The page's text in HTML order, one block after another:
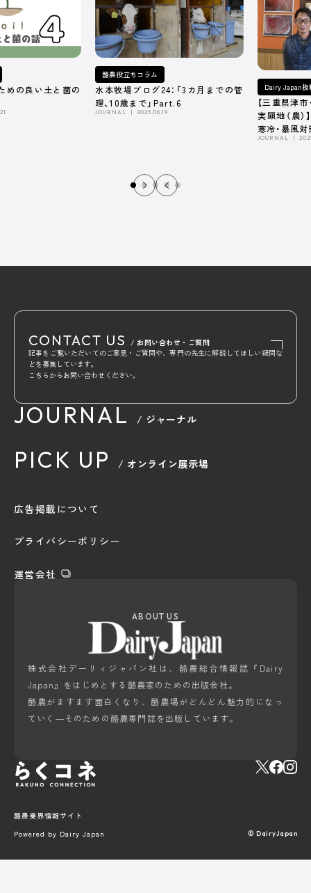
めの良い土と菌の
酪農役立ちコラム
水本牧場ブログ24：「3カ月までの管
理、10歳まで」Part.6
JOURNAL 2025.06.19
Dairy Japan抜
【三重県津
実顕地（農
寒冷・暴風対
JOURNAL
CONTACT US
/ お問い合わせ・ご質問
記事をご覧いただいてのご意見・ご質問や、専門の先生に解説してほしい疑問な
どを募集しています。
こちらからお問い合わせください。
JOURNAL / ジャーナル
PICK UP / オンライン展示場
広告掲載について
プライバシーポリシー
運営会社
ABOUT US
株式会社デーリィジャパン社は、酪農総合情報誌『Dairy
Japan』をはじめとする酪農家のための出版会社。
酪農がますます面白くなり、酪農場がどんどん魅力的になっ
ていく―そのための酪農専門誌を出版しています。
酪農業界情報サイト
Powered by Dairy Japan
© DairyJapan